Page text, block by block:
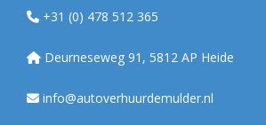
+31 (0) 478 512 365
Deurneseweg 91, 5812 AP Heide
info@autoverhuurdemulder.nl